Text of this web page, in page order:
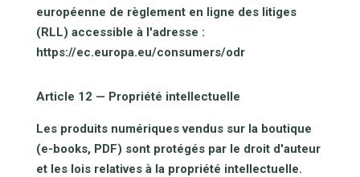
européenne de règlement en ligne des litiges
(RLL) accessible à l'adresse :
https://ec.europa.eu/consumers/odr
Article 12 — Propriété intellectuelle
Les produits numériques vendus sur la boutique
(e-books, PDF) sont protégés par le droit d'auteur
et les lois relatives à la propriété intellectuelle.